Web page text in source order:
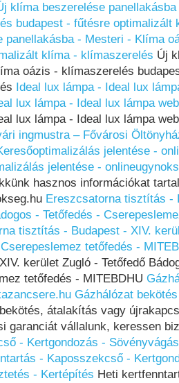
klíma beszerelése
budapest - fűtésre optimalizált
panellakásba - Mesteri - Klíma
klíma - klímaszerelés Új
oázis - klímaszerelés
Ideal lux lámpa - Ideal lux
lux lámpa - Ideal lux lámpa
lux lámpa - Ideal lux lámpa
ingmustra – Fővárosi
jelentése -
jelentése -
hasznos információkat
Ereszcsatorna tisztítás -
- Tetőfedés -
tisztítás - Budapest - XIV.
tetőfedés -
kerület Zugló - Tetőfedő
tetőfedés - MITEBDHU
Gázhálózat
átalakítás vagy
garanciát vállalunk, keressen
- Kertgondozás -
- Kaposszekcső -
- Kertépítés Heti